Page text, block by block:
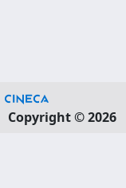
Copyright © 2026